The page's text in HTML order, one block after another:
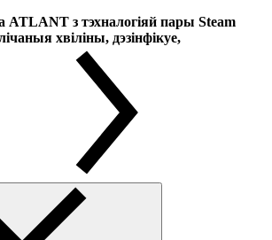
з тэхналогіяй пары Steam
хвіліны, дэзінфікуе,